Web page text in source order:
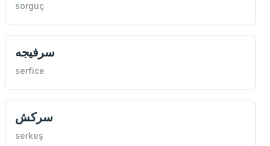
sorguç
سرفيجه
serfice
سركش
serkeş